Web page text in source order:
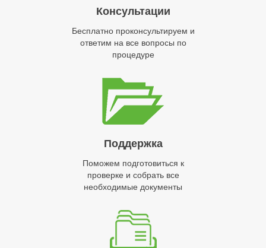
Консультации
Бесплатно проконсультируем и
ответим на все вопросы по
процедуре
Поддержка
Поможем подготовиться к
проверке и собрать все
необходимые документы